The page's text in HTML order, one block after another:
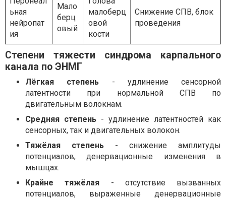
ьная
нейропат
ия
Мало
берц
овый
малоберц
овой
кости
Снижение СПВ, блок
проведения
Степени тяжести синдрома карпального
канала по ЭНМГ
Лёгкая степень - удлинение сенсорной
латентности при нормальной СПВ по
двигательным волокнам.
Средняя степень - удлинение латентностей как
сенсорных, так и двигательных волокон.
Тяжёлая степень - снижение амплитуды
потенциалов, денервационные изменения в
мышцах.
Крайне тяжёлая - отсутствие вызванных
потенциалов, выраженные денервационные